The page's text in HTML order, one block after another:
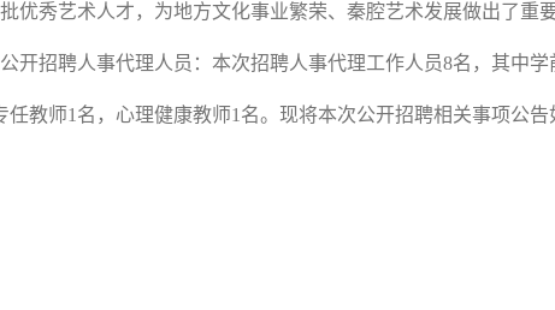
优秀艺术人才，为地方文化事业繁荣、秦腔艺术发展做出了重
开招聘人事代理人员：本次招聘人事代理工作人员8名，其中
教师1名，心理健康教师1名。 现将本次公开招聘相关事项公告